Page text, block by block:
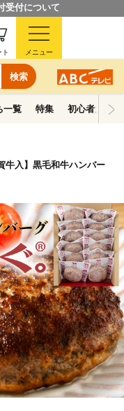
受付について
検索
ト メニュー
一覧 特集 初心者ガイド
牛入】黒毛和牛ハンバー